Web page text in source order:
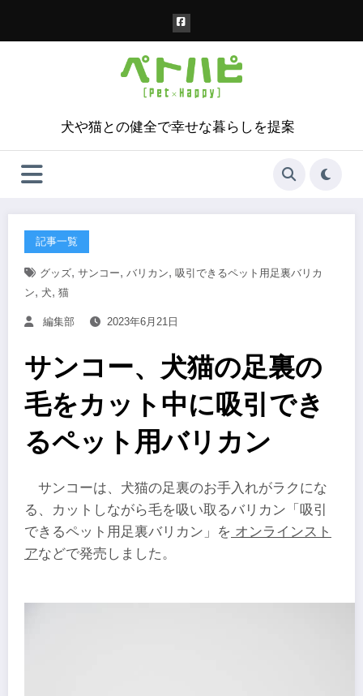
犬や猫との健全で幸せな暮らしを提案
記事一覧
グッズ, サンコー, バリカン, 吸引できるペット用足裏バリカ
ン, 犬, 猫
編集部 2023年6月21日
サンコー、犬猫の足裏の
毛をカット中に吸引でき
るペット用バリカン
サンコーは、犬猫の足裏のお手入れがラクにな
る、カットしながら毛を吸い取るバリカン「吸引
できるペット用足裏バリカン」を オンラインスト
アなどで発売しました。